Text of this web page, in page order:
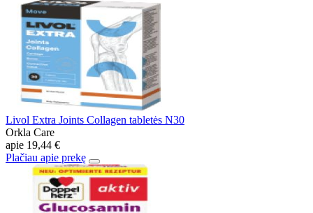
Livol Extra Joints Collagen tabletės N30
Orkla Care
apie 19,44 €
Plačiau apie prekę